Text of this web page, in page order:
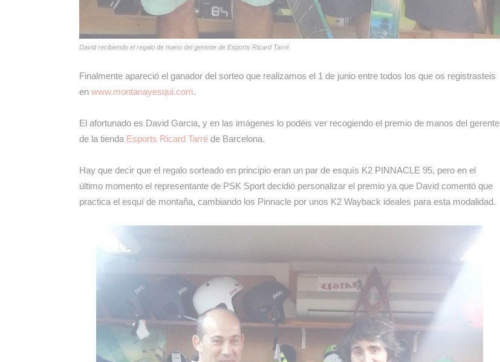
David recibiendo el regalo de mano del gerente de Esports Ricard Tarré
Finalmente apareció el ganador del sorteo que realizamos el 1 de junio entre todos los que os registrasteis
en www.montanayesqui.com.
El afortunado es David Garcia, y en las imágenes lo podéis ver recogiendo el premio de manos del gerente
de la tienda Esports Ricard Tarréde Barcelona.
Hay que decir que el regalo sorteado en principio eran un par de esquís K2 PINNACLE 95, pero en el
último momento el representante de PSK Sport decidió personalizar el premio ya que David comentó que
practica el esquí de montaña, cambiando los Pinnacle por unos K2 Wayback ideales para esta modalidad.